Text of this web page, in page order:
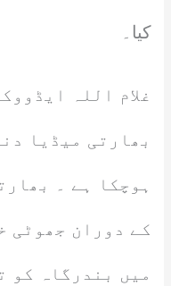
کیا۔
غلام اللہ
بھارتی میڈیا
ہوچکا ہے ۔
کے دوران جھوٹی
میں بندرگاہ کو